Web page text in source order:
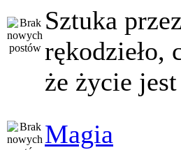
Sztuka
rękodzieło,
że życie
Magia